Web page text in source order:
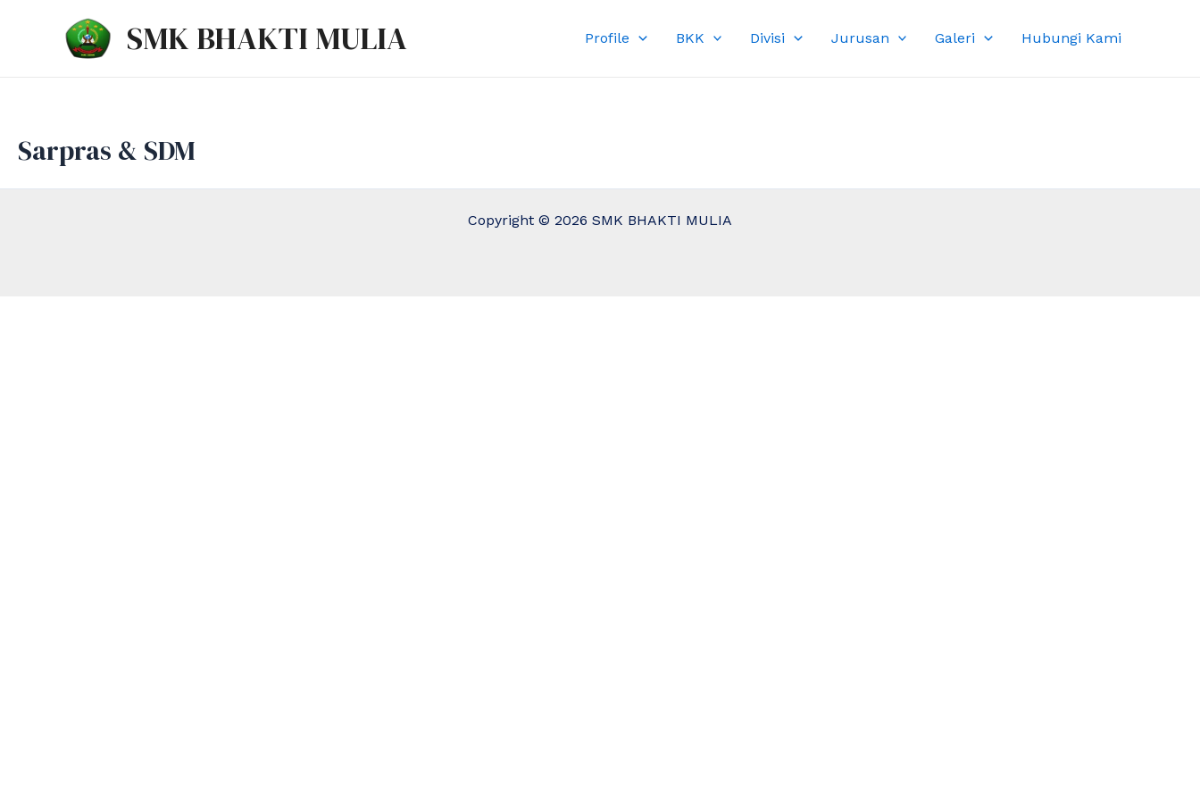
SMK BHAKTI MULIA Profile BKK Divisi Jurusan Galeri Hubungi Kami
Sarpras & SDM
Copyright © 2026 SMK BHAKTI MULIA